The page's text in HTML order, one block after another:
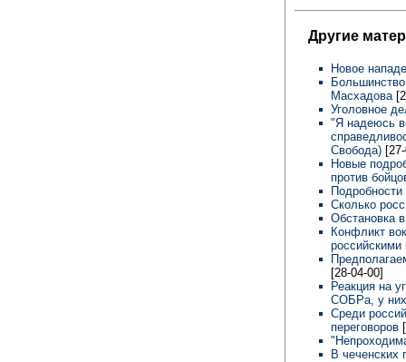
Другие
Новое
Масхадова
Уголовное
"Я надеюсь
Свобода)
Новые
против
Сколько
Обстановка
Конфликт
российскими
[28-04-00]
Реакция на
СОБРа, у
Среди
переговоров
В чеченских